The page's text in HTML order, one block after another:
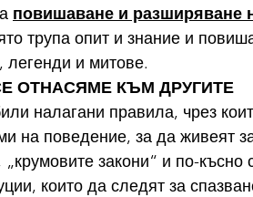
повишаване и разширяване
трупа опит и знание и
легенди и митове.
ОТНАСЯМЕ КЪМ ДРУГИТЕ
налагани правила, чрез
на поведение, за да живеят
закони“ и по-късно
които да следят за